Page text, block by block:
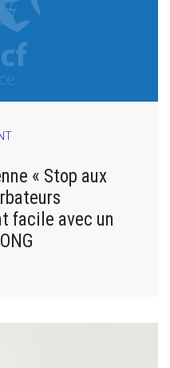
« Stop aux
facile avec un